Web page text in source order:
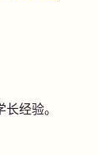
经验。